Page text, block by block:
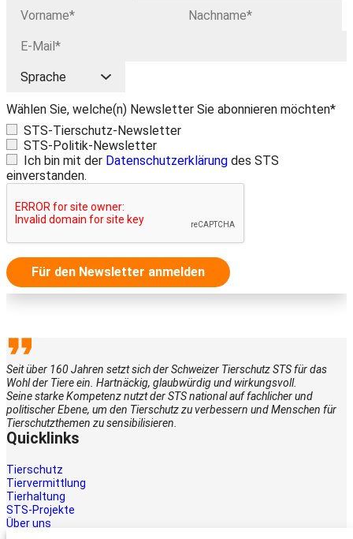
Wählen Sie, welche(n) Newsletter Sie abonnieren möchten*
STS-Tierschutz-Newsletter
STS-Politik-Newsletter
Ich bin mit der Datenschutzerklärung des STS
einverstanden.
Für den Newsletter anmelden
Seit über 160 Jahren setzt sich der Schweizer Tierschutz STS für das
Wohl der Tiere ein. Hartnäckig, glaubwürdig und wirkungsvoll.
Seine starke Kompetenz nutzt der STS national auf fachlicher und
politischer Ebene, um den Tierschutz zu verbessern und Menschen für
Tierschutzthemen zu sensibilisieren.
Quicklinks
Tierschutz
Tiervermittlung
Tierhaltung
STS-Projekte
Über uns